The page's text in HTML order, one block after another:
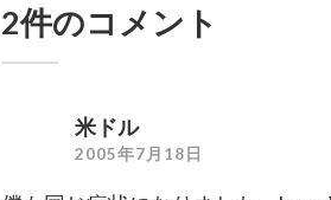
2件のコメント
米ドル
2005年7月18日